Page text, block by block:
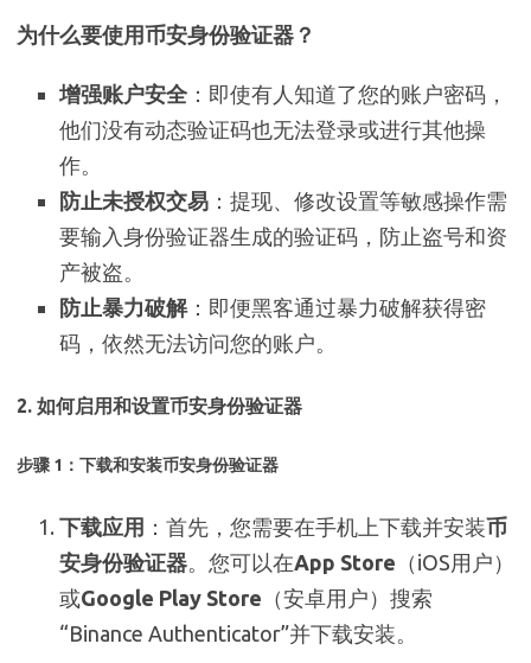
为什么要使用币安身份验证器？
增强账户安全：即使有人知道了您的账户密码，
他们没有动态验证码也无法登录或进行其他操
作。
防止未授权交易 ：提现、修改设置等敏感操作需
要输入身份验证器生成的验证码，防止盗号和资
产被盗。
防止暴力破解：即便黑客通过暴力破解获得密
码，依然无法访问您的账户。
2. 如何启用和设置币安身份验证器
步骤 1：下载和安装币安身份验证器
下载应用 ：首先，您需要在手机上下载并安装币
安身份验证器。您可以在App Store （iOS用户）
或Google Play Store （安卓用户）搜索
“Binance Authenticator”并下载安装。